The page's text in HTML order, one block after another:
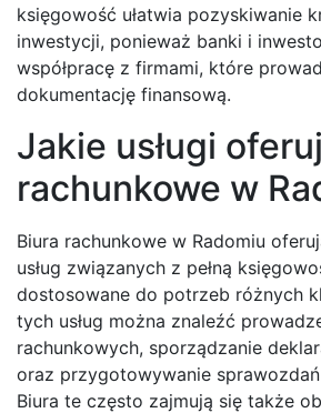
księgowość ułatwia pozyskiwanie
inwestycji, ponieważ banki i
współpracę z firmami, które
dokumentację finansową.
Jakie usługi
rachunkowe w
Biura rachunkowe w Radomiu
usług związanych z pełną
dostosowane do potrzeb różnych
tych usług można znaleźć
rachunkowych, sporządzanie
oraz przygotowywanie
Biura te często zajmują się także